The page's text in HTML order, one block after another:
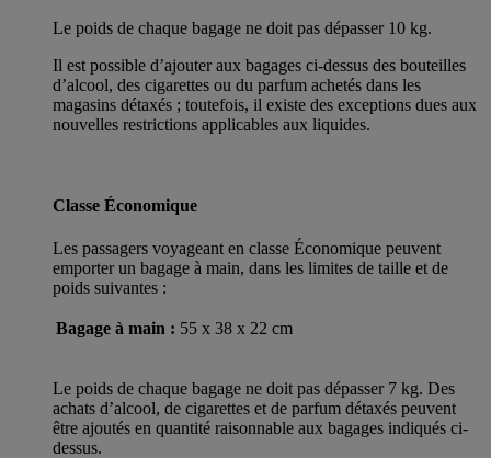
Le poids de chaque bagage ne doit pas dépasser 10 kg.
Il est possible d’ajouter aux bagages ci-dessus des bouteilles
d’alcool, des cigarettes ou du parfum achetés dans les
magasins détaxés ; toutefois, il existe des exceptions dues aux
nouvelles restrictions applicables aux liquides.
Classe Économique
Les passagers voyageant en classe Économique peuvent
emporter un bagage à main, dans les limites de taille et de
poids suivantes :
Bagage à main : 55 x 38 x 22 cm
Le poids de chaque bagage ne doit pas dépasser 7 kg. Des
achats d’alcool, de cigarettes et de parfum détaxés peuvent
être ajoutés en quantité raisonnable aux bagages indiqués ci-
dessus.